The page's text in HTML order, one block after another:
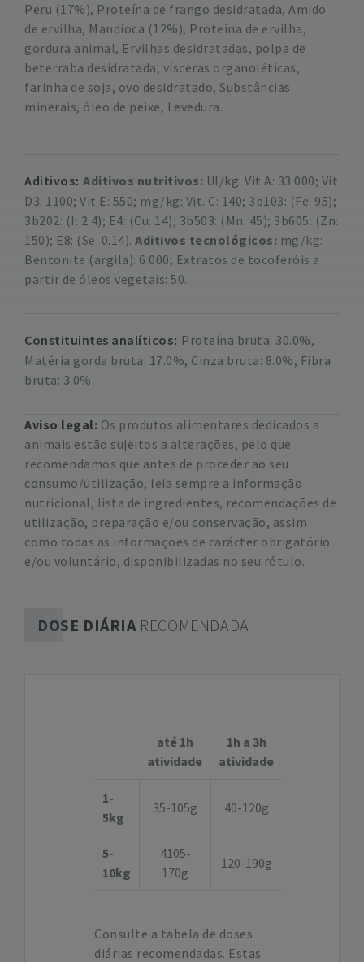
Peru (17%), Proteína de frango desidratada, Amido
de ervilha, Mandioca (12%), Proteína de ervilha,
gordura animal, Ervilhas desidratadas, polpa de
beterraba desidratada, vísceras organoléticas,
farinha de soja, ovo desidratado, Substâncias
minerais, óleo de peixe, Levedura.
Aditivos Aditivos nutritivos: UI/kg: Vit A: 33 000; Vit
D3: 1100; Vit E: 550; mg/kg: Vit. C: 140; 3b103: (Fe: 95);
3b202: (I: 2.4); E4: (Cu: 14); 3b503: (Mn: 45); 3b605: (Zn:
150); E8: (Se: 0.14). Aditivos tecnológicos: mg/kg:
Bentonite (argila): 6 000; Extratos de tocoferóis a
partir de óleos vegetais: 50.
Constituintes analíticos Proteína bruta: 30.0%,
Matéria gorda bruta: 17.0%, Cinza bruta: 8.0%, Fibra
bruta: 3.0%.
Aviso legal: Os produtos alimentares dedicados a
animais estão sujeitos a alterações, pelo que
recomendamos que antes de proceder ao seu
consumo/utilização, leia sempre a informação
nutricional, lista de ingredientes, recomendações de
utilização, preparação e/ou conservação, assim
como todas as informações de carácter obrigatório
e/ou voluntário, disponibilizadas no seu rótulo.
DOSE DIÁRIARECOMENDADA
até 1h
atividade
1h a 3h
atividade
1-
5kg
35-105g 40-120g
5-
10kg
4105-
170g
120-190g
Consulte a tabela de doses
diárias recomendadas. Estas